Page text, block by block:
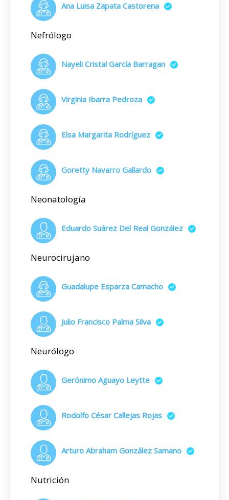
Ana Luisa Zapata Castorena
Nefrólogo
Nayeli Cristal García Barragan
Virginia Ibarra Pedroza
Elsa Margarita Rodríguez
Goretty Navarro Gallardo
Neonatología
Eduardo Suárez Del Real González
Neurocirujano
Guadalupe Esparza Camacho
Julio Francisco Palma Silva
Neurólogo
Gerónimo Aguayo Leytte
Rodolfo César Callejas Rojas
Arturo Abraham González Samano
Nutrición